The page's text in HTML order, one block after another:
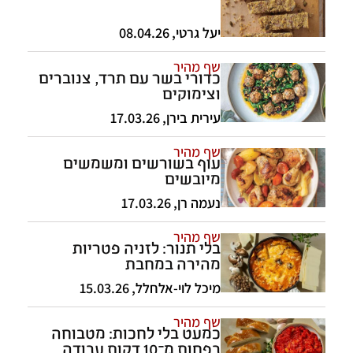
יעל גרטי,
08.04.26
שף מהיר
כדורי בשר עם תרד, צנוברים
וצימוקים
עירית בירן,
17.03.26
שף מהיר
עוף בשורשים ומשמשים
מיובשים
נעמה רן,
17.03.26
שף מהיר
בלי תנור: לזניה פטריות
מהירה במחבת
מיכל לוי-אלחלל,
15.03.26
שף מהיר
כמעט בלי לחכות: מטבוחה
בפחות מ־10 דקות עבודה